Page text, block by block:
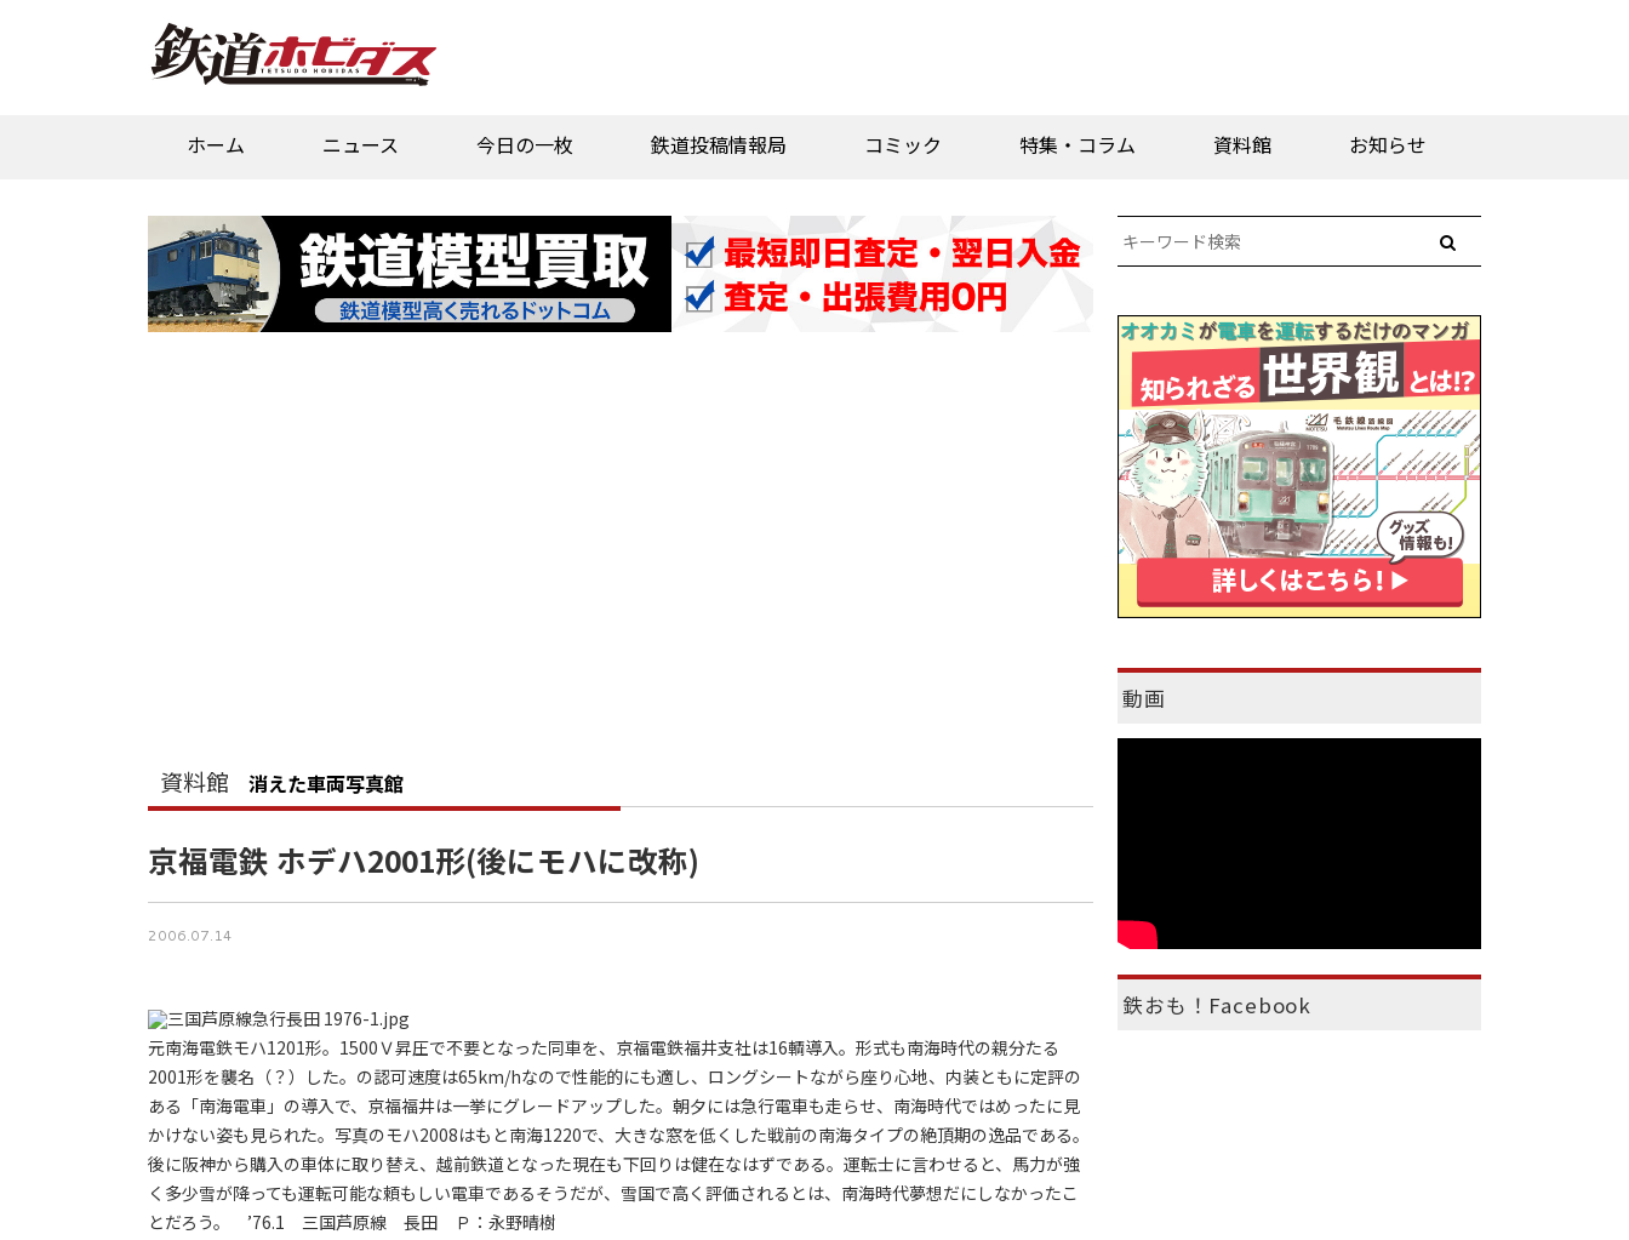
ホーム ニュース 今日の一枚 鉄道投稿情報局 コミック 特集・コラム 資料館 お知らせ
資料館 消えた車両写真館
京福電鉄 ホデハ2001形(後にモハに改称)
2006.07.14
元南海電鉄モハ1201形。1500Ｖ昇圧で不要となった同車を、京福電鉄福井支社は16輌導入。形式も南海時代の親分たる
2001形を襲名（？）した。の認可速度は65km/hなので性能的にも適し、ロングシートながら座り心地、内装ともに定評の
ある「南海電車」の導入で、京福福井は一挙にグレードアップした。朝夕には急行電車も走らせ、南海時代ではめったに見
かけない姿も見られた。写真のモハ2008はもと南海1220で、大きな窓を低くした戦前の南海タイプの絶頂期の逸品である。
後に阪神から購入の車体に取り替え、越前鉄道となった現在も下回りは健在なはずである。運転士に言わせると、馬力が強
く多少雪が降っても運転可能な頼もしい電車であるそうだが、雪国で高く評価されるとは、南海時代夢想だにしなかったこ
とだろう。 ’76.1 三国芦原線 長田 Ｐ：永野晴樹
動画
鉄おも！Facebook